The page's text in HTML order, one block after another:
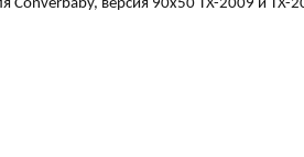
Converbaby, версия 90x50 TX-2009 и TX-